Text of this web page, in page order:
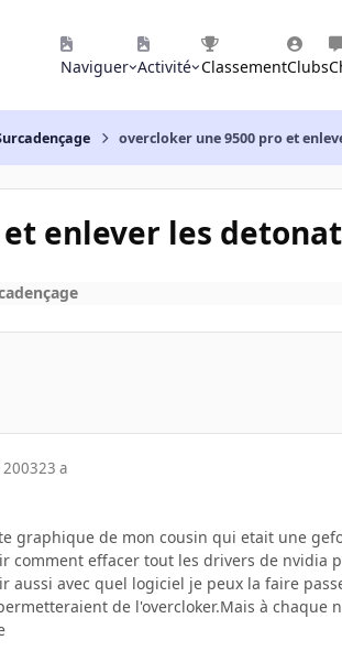
Naviguer Activité ClassementClubs
overcloker une 9500 pro et
enlever les
200323 a
graphique de mon cousin qui etait une
comment effacer tout les drivers de
aussi avec quel logiciel je peux la faire
de l'overcloker.Mais à chaque